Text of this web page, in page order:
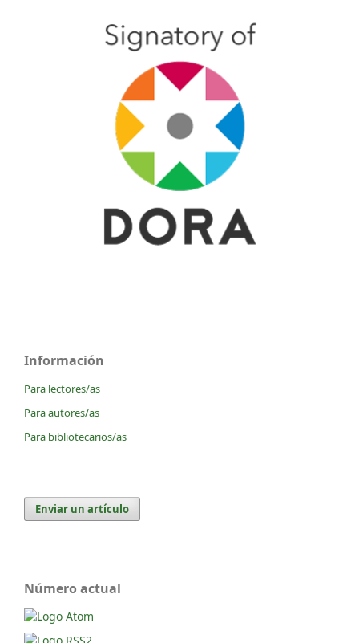
Información
Para lectores/as
Para autores/as
Para bibliotecarios/as
Enviar un artículo
Número actual